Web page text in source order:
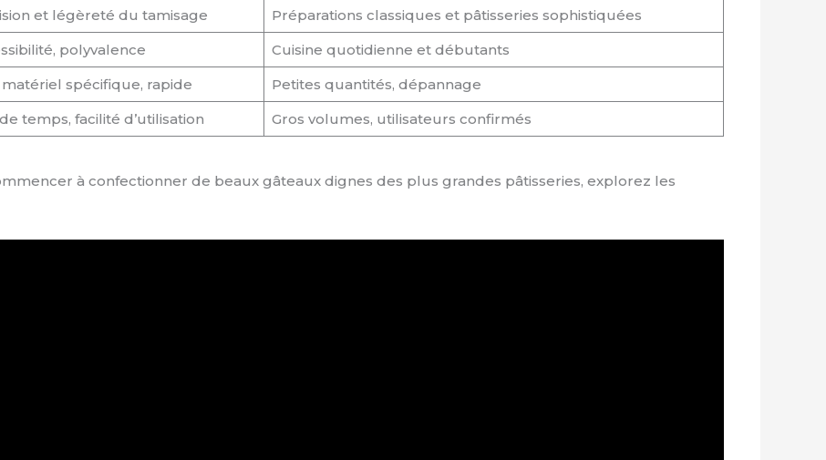
et légèreté du tamisage
Préparations classiques et pâtisseries sophistiquées
polyvalence
Cuisine quotidienne et débutants
matériel spécifique, rapide
Petites quantités, dépannage
temps, facilité d’utilisation Gros volumes, utilisateurs confirmés
à confectionner de beaux gâteaux dignes des plus grandes pâtisseries, explorez les